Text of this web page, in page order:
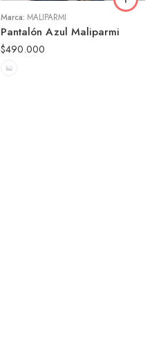
Marca: MALIPARMI
Pantalón Azul Maliparmi
$490.000